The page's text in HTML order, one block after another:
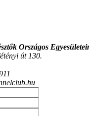
Országos
út 130.